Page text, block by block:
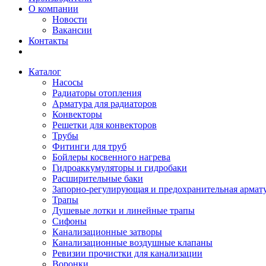
О компании
Новости
Вакансии
Контакты
Каталог
Насосы
Радиаторы отопления
Арматура для радиаторов
Конвекторы
Решетки для конвекторов
Трубы
Фитинги для труб
Бойлеры косвенного нагрева
Гидроаккумуляторы и гидробаки
Расширительные баки
Запорно-регулирующая и предохранительная
Трапы
Душевые лотки и линейные трапы
Сифоны
Канализационные затворы
Канализационные воздушные клапаны
Ревизии прочистки для канализации
Воронки